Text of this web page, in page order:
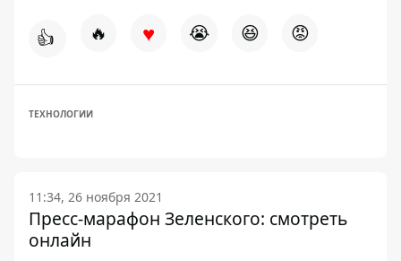
👍 🔥 ♥ 😭 😆 😡
ТЕХНОЛОГИИ
11:34, 26 ноября 2021
Пресс-марафон Зеленского: смотреть
онлайн